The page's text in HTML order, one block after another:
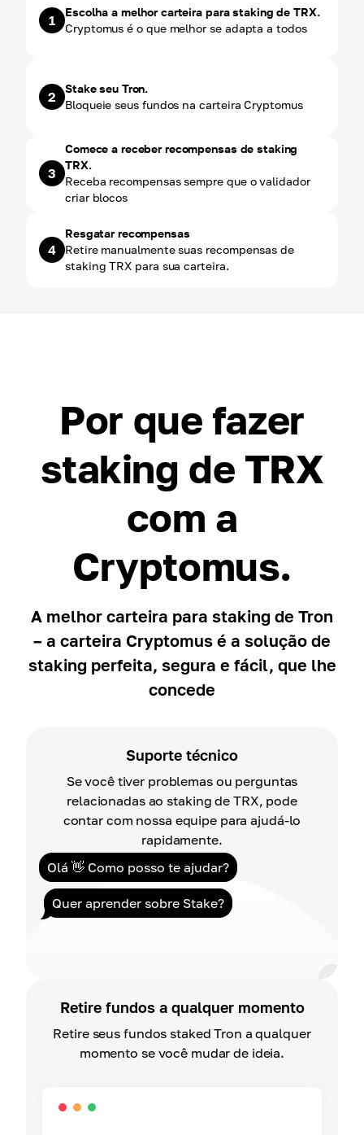
1
Escolha a melhor carteira para staking de TRX.
Cryptomus é o que melhor se adapta a todos
2
Stake seu Tron.
Bloqueie seus fundos na carteira Cryptomus
3
Comece a receber recompensas de staking
TRX.
Receba recompensas sempre que o validador
criar blocos
4
Resgatar recompensas
Retire manualmente suas recompensas de
staking TRX para sua carteira.
Por que fazer
staking de TRX
com a
Cryptomus.
A melhor carteira para staking de Tron
– a carteira Cryptomus é a solução de
staking perfeita, segura e fácil, que lhe
concede
Olá 👋 Como posso te ajudar?
Quer aprender sobre Stake?
Suporte técnico
Se você tiver problemas ou perguntas
relacionadas ao staking de TRX, pode
contar com nossa equipe para ajudá-lo
rapidamente.
Retire fundos a qualquer momento
Retire seus fundos staked Tron a qualquer
momento se você mudar de ideia.